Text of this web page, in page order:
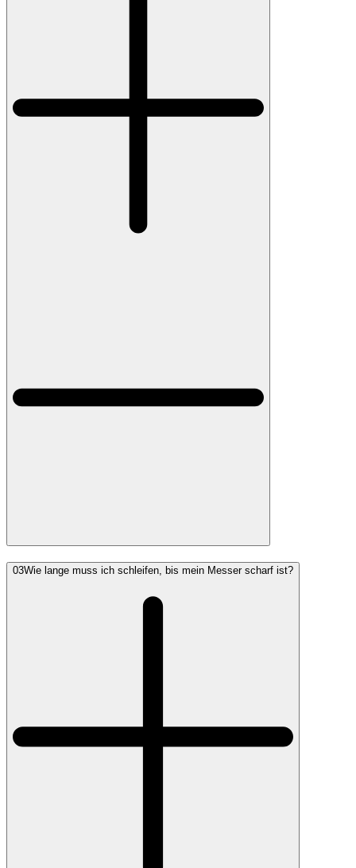
03Wie lange muss ich schleifen, bis mein Messer scharf ist?